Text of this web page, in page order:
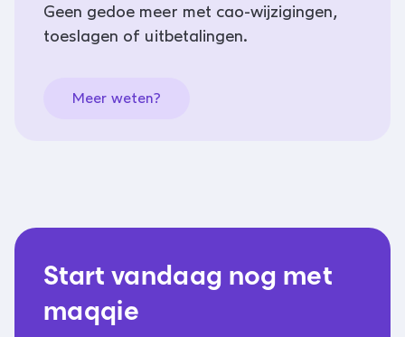
Geen gedoe meer met cao-wijzigingen,
toeslagen of uitbetalingen.
Meer weten?
Start vandaag nog met
maqqie